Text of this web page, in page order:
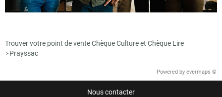
Trouver votre point de vente Chèque Culture et Chèque Lire
> Prayssac
Powered by evermaps ©
Nous contacter